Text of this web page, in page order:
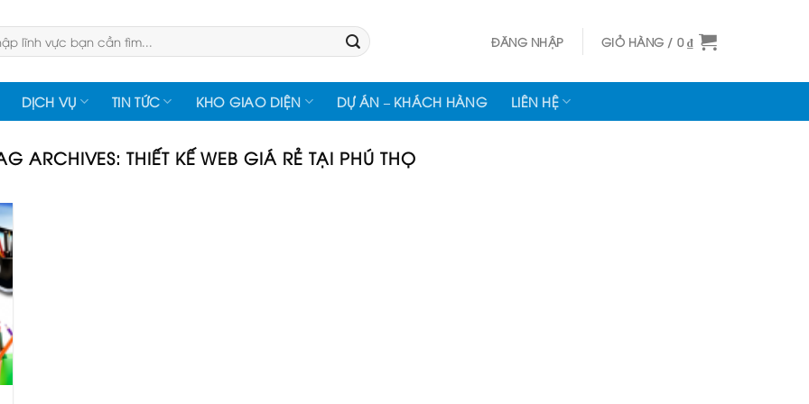
ĐĂNG NHẬP GIỎ HÀNG / 0₫
DỊCH VỤ TIN TỨC KHO GIAO DIỆN DỰ ÁN – KHÁCH HÀNG LIÊN HỆ
ARCHIVES:THIẾT KẾ WEB GIÁ RẺ TẠI PHÚ THỌ